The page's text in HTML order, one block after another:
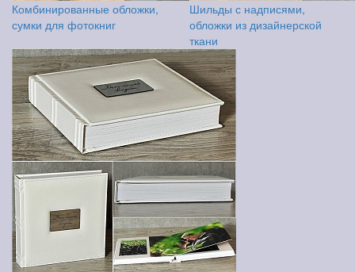
Комбинированные обложки,
сумки для фотокниг
Шильды с надписями,
обложки из дизайнерской
ткани